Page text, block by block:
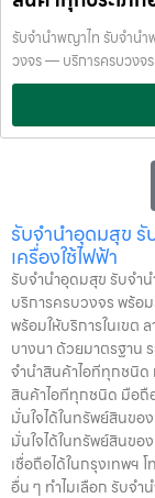
มหาวิทยาลัย รับจำนำจุ
ความลับ และพยายามให้
พื้นที่บริการของ รับจำน
กรุงเทพฯ เรามีจุดบริกา
แจ้งวัฒนะ เขต สีลม เขต
คุณอยู่ในซอย ลาดพร้าวโ
ช่องนนทรี บางนา เมกา
หรือใกล้โชว์รูมแจ้งวัฒน
ให้บริการ ที่ รับจำนำพลั
ลูกค้าต้องการจำนำ ดัง
Samsung, Huawei,
แล็ปท็อป รับจำนำ แท็บเล็
ไฟฟ้าภายในบ้าน รับจำ
รับจำนำ ของสะสม / ของ
สภาพสินค้า รุ่น ยี่ห้อ อายุ
ความปลอดภัย และการ
/ ตู้นิรภัย พนักงานผ่านก
บันทึกข้อมูลลูกค้าเป็นคว
เอกสารสัญญาอย่างดี อ
กำหนด ติดต่อเราได้ทันที
จำนำราชเทวี
รับจำนำพญาไท รับจำนำ
วงจร — บริการครบวงจ
ทุกชนิด พร้อมให้บริการใ
รามอินทรา บางนา ด้วย
พญาไท — รับจำนำพลัส
อย่าง ครบวงจร รับจำ
พร้อมบริการถึงที่ รับจำ
ปลอดภัย ให้ราคาสูง พ
บริการรับจำนำที่เชื่อถือไ
ไฟฟ้า และสินทรัพย์มีค่า
เมื่อคุณต้องการเงินด่วน
ประเภทอย่างครบวงจร
ไฟฟ้า หรือ สินทรัพย์มีค่า
ราคาสูง และจ่ายเงินสดร
ที่ โปร่งใส ปลอดภัย เชื่
มีระบบรักษาความปลอด
อย่างมืออาชีพ คุณได้รับเ
ออกแบบมาเพื่อตอบโจท
เราเข้าใจความรู้สึกของ
รับจำนำอุดมสุข
เครื่องใช้ไฟฟ้า
รับจำนำอุดมสุข รับจำ
บริการครบวงจร พร้อ
พร้อมให้บริการในเขต
บางนา ด้วยมาตรฐาน
จำนำสินค้าไอทีทุกชนิด
สินค้าไอทีทุกชนิด มือถื
มั่นใจได้ในทรัพย์สินข
มั่นใจได้ในทรัพย์สินข
เชื่อถือได้ในกรุงเทพฯ
อื่น ๆ ทำไมเลือก รับจ